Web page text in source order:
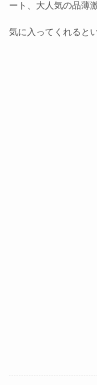
ート、大人気の品薄
気に入ってくれると